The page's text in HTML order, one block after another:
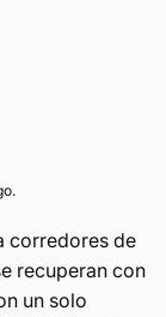
corredores de
recuperan con
un solo